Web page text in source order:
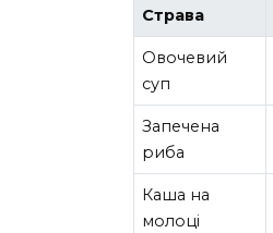
Страва
Овочевий
суп
Запечена
риба
Каша на
молоці